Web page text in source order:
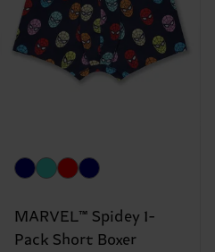
MARVEL™ Spidey 1-
Pack Short Boxer